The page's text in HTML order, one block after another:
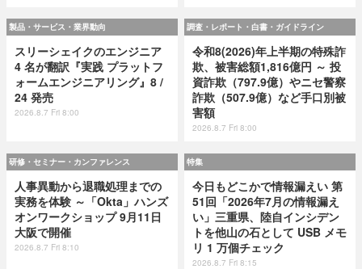
製品・サービス・業界動向
スリーシェイクのエンジニア
4 名が翻訳『実践 プラットフ
ォームエンジニアリング』8 /
24 発売
2026.8.7 Fri 8:00
調査・レポート・白書・ガイドライン
令和8(2026)年上半期の特殊詐
欺、被害総額1,816億円 ～ 投
資詐欺（797.9億）やニセ警察
詐欺（507.9億）など手口別被
害額
2026.8.7 Fri 8:00
研修・セミナー・カンファレンス
人事異動から退職処理までの
実務を体験 ～「Okta」ハンズ
オンワークショップ 9月11日
大阪で開催
2026.8.7 Fri 8:10
特集
今日もどこかで情報漏えい 第
51回「2026年7月の情報漏え
い」三重県、陸自インシデン
トを他山の石として USB メモ
リ 1 万個チェック
2026.8.7 Fri 8:15